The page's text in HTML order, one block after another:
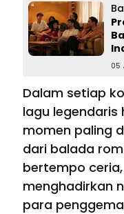
05
Dalam setiap
lagu legendaris
momen paling
dari balada
bertempo
menghadirkan
para